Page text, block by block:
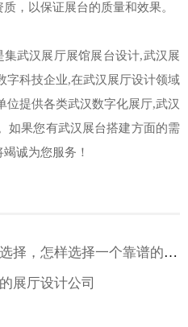
，以保证展台的质量和效果。
武汉展厅展馆展台设计,武汉展
字科技企业,在武汉展厅设计领域
位提供各类武汉数字化展厅,武汉
如果您有武汉展台搭建方面的需
诚为您服务！
怎样选择一个靠谱的展览设计公司
展厅设计公司